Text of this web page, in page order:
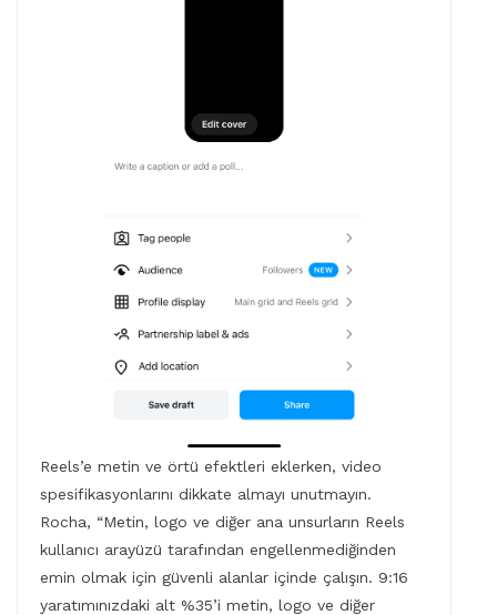
Reels’e metin ve örtü efektleri eklerken, video
spesifikasyonlarını dikkate almayı unutmayın.
Rocha, “Metin, logo ve diğer ana unsurların Reels
kullanıcı arayüzü tarafından engellenmediğinden
emin olmak için güvenli alanlar içinde çalışın. 9:16
yaratımınızdaki alt %35’i metin, logo ve diğer